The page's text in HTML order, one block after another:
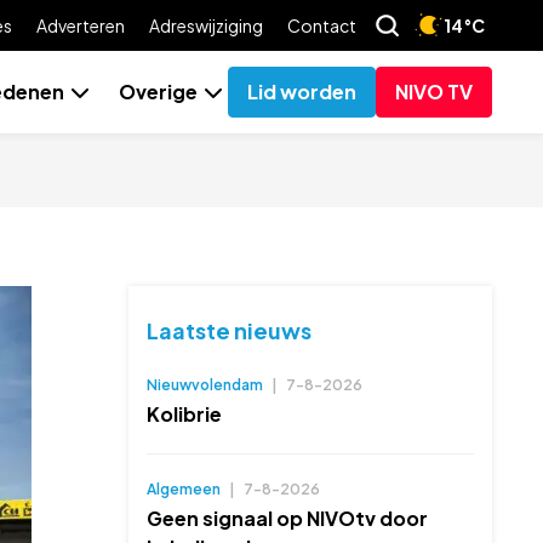
Adverteren Adreswijziging Contact 14°C
Overige Lid worden NIVO TV
Laatste nieuws
Nieuwvolendam 7-8-2026
Kolibrie
Algemeen 7-8-2026
Geen signaal op NIVOtv door